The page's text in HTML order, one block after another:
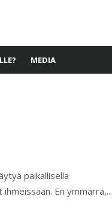
MEDIA
paikallisella
En ymmärrä,...